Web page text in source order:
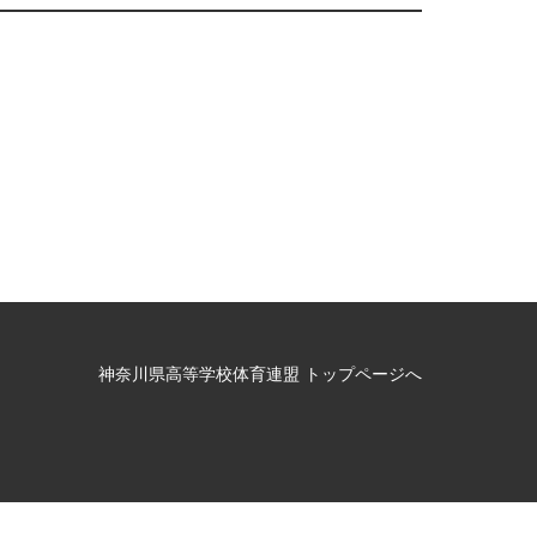
神奈川県高等学校体育連盟 トップページへ